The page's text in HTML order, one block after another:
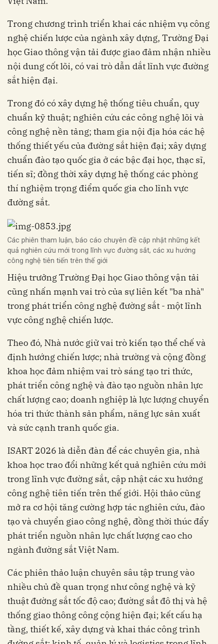
Trong chương trình triển khai các nhiệm vụ công
nghệ chiến lược của ngành xây dựng, Trường Đại
học Giao thông vận tải được giao đảm nhận nhiều
nội dung cốt lõi, có vai trò dẫn dắt lĩnh vực đường
sắt hiện đại.
Trong đó có xây dựng hệ thống tiêu chuẩn, quy
chuẩn kỹ thuật; nghiên cứu các công nghệ lõi và
công nghệ nền tảng; tham gia nội địa hóa các hệ
thống thiết yếu của đường sắt hiện đại; xây dựng
chuẩn đào tạo quốc gia ở các bậc đại học, thạc sĩ,
tiến sĩ; đồng thời xây dựng hệ thống các phòng
thí nghiệm trọng điểm quốc gia cho lĩnh vực
đường sắt.
Các phiên tham luận, báo cáo chuyên đề cập nhật những kết
quả nghiên cứu mới trong lĩnh vực đường sắt, các xu hướng
công nghệ tiên tiến trên thế giới
Hiệu trưởng Trường Đại học Giao thông vận tải
cũng nhấn mạnh vai trò của sự liên kết "ba nhà"
trong phát triển công nghệ đường sắt - một lĩnh
vực công nghệ chiến lược.
Theo đó, Nhà nước giữ vai trò kiến tạo thể chế và
định hướng chiến lược; nhà trường và cộng đồng
khoa học đảm nhiệm vai trò sáng tạo tri thức,
phát triển công nghệ và đào tạo nguồn nhân lực
chất lượng cao; doanh nghiệp là lực lượng chuyển
hóa tri thức thành sản phẩm, năng lực sản xuất
và sức cạnh tranh quốc gia.
ISART 2026 là diễn đàn để các chuyên gia, nhà
khoa học trao đổi những kết quả nghiên cứu mới
trong lĩnh vực đường sắt, cập nhật các xu hướng
công nghệ tiên tiến trên thế giới. Hội thảo cũng
mở ra cơ hội tăng cường hợp tác nghiên cứu, đào
tạo và chuyển giao công nghệ, đồng thời thúc đẩy
phát triển nguồn nhân lực chất lượng cao cho
ngành đường sắt Việt Nam.
Các phiên thảo luận chuyên sâu tập trung vào
nhiều chủ đề quan trọng như công nghệ và kỹ
thuật đường sắt tốc độ cao; đường sắt đô thị và hệ
thống giao thông công cộng hiện đại; kết cấu hạ
tầng, thiết kế, xây dựng và khai thác công trình